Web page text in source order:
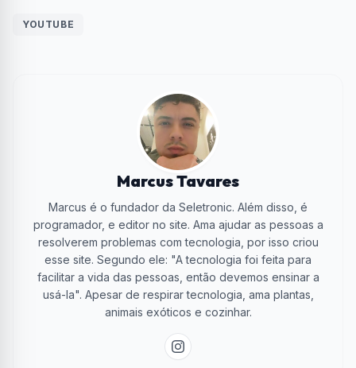
YOUTUBE
Marcus Tavares
Marcus é o fundador da Seletronic. Além disso, é
programador, e editor no site. Ama ajudar as pessoas a
resolverem problemas com tecnologia, por isso criou
esse site. Segundo ele: "A tecnologia foi feita para
facilitar a vida das pessoas, então devemos ensinar a
usá-la". Apesar de respirar tecnologia, ama plantas,
animais exóticos e cozinhar.